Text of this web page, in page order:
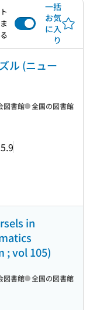
一括
お気
に入
り
ル (ニュー
図書館 全国の図書館
in
; vol 105)
図書館 全国の図書館